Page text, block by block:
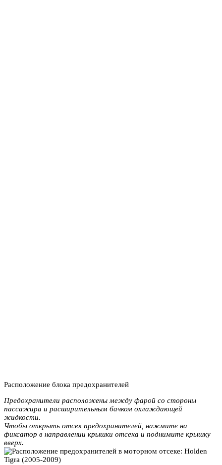
Расположение блока предохранителей
Предохранители расположены между фарой со стороны
пассажира и расширительным бачком охлаждающей
жидкости.
Чтобы открыть отсек предохранителей, нажмите на
фиксатор в направлении крышки отсека и поднимите крышку
вверх.